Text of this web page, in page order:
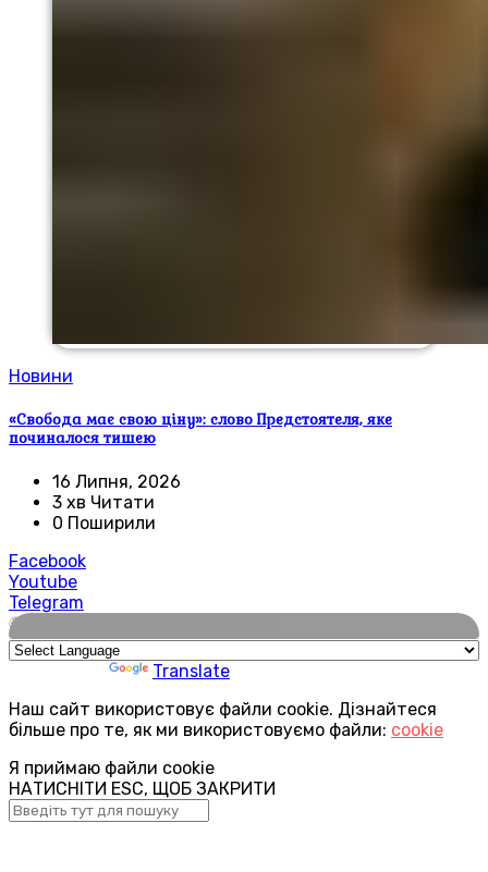
Новини
«Свобода має свою ціну»: слово Предстоятеля, яке
починалося тишею
16 Липня, 2026
3 хв Читати
0 Поширили
Facebook
Youtube
Telegram
🌍
Translate
Наш сайт використовує файли cookie. Дізнайтеся
більше про те, як ми використовуємо файли: cookie
Я приймаю файли cookie
НАТИСНІТИ ESC, ЩОБ ЗАКРИТИ